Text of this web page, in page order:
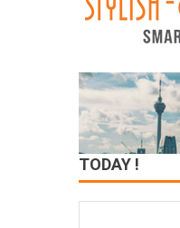
TODAY !